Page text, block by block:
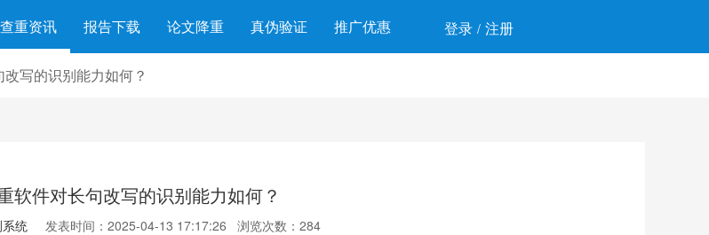
查重资讯 报告下载 论文降重 真伪验证 推广优惠 登录 / 注册
写的识别能力如何？
软件对长句改写的识别能力如何？
统 发表时间：2025-04-13 17:17:26 浏览次数：284